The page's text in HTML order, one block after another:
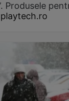
Produsele
playtech.ro